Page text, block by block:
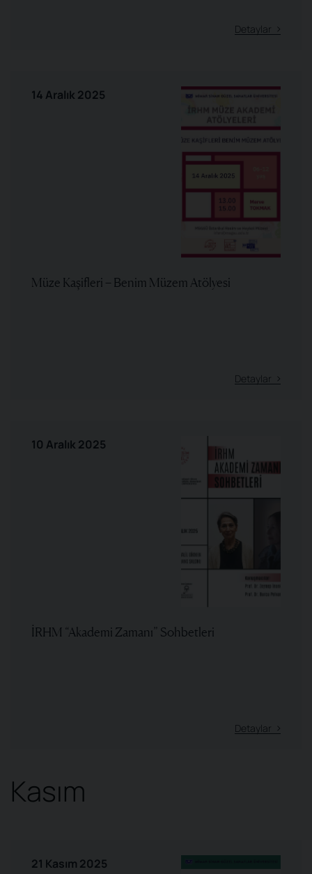
Detaylar
14 Aralık 2025
Müze Kaşifleri – Benim Müzem Atölyesi
Detaylar
10 Aralık 2025
İRHM “Akademi Zamanı” Sohbetleri
Detaylar
Kasım
21 Kasım 2025